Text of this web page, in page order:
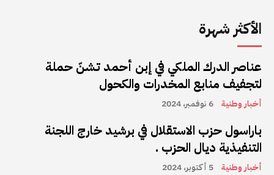
الأكثر شهرة
عناصر الدرك الملكي في إبن أحمد تشنّ حملة
لتجفيف منابع المخدرات والكحول
أخبار وطنية 6 نوفمبر، 2024
باراسول حزب الاستقلال في برشيد خارج اللجنة
التنفيذية ديال الحزب .
أخبار وطنية 5 أكتوبر، 2024